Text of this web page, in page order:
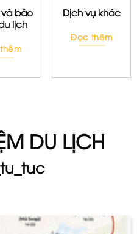
và bảo
lịch
Dịch vụ khác
Đọc thêm
DU LỊCH